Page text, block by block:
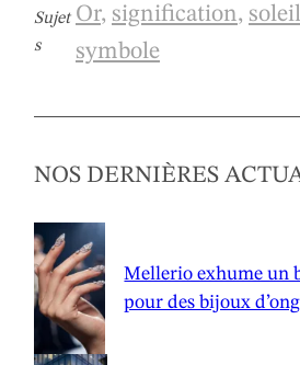
Sujet
s
Or, signification, soleil
symbole
NOS DERNIÈRES
Mellerio exhume un
pour des bijoux